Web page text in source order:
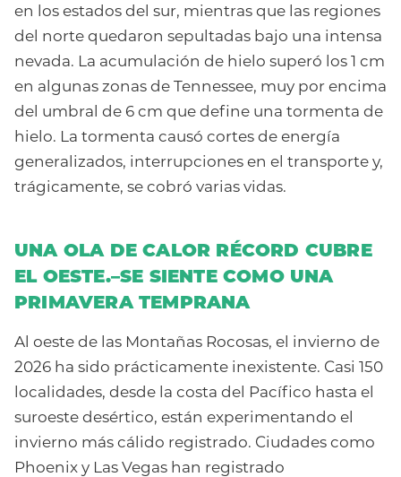
en los estados del sur, mientras que las regiones
del norte quedaron sepultadas bajo una intensa
nevada. La acumulación de hielo superó los 1 cm
en algunas zonas de Tennessee, muy por encima
del umbral de 6 cm que define una tormenta de
hielo. La tormenta causó cortes de energía
generalizados, interrupciones en el transporte y,
trágicamente, se cobró varias vidas.
UNA OLA DE CALOR RÉCORD CUBRE
EL OESTE.–SE SIENTE COMO UNA
PRIMAVERA TEMPRANA
Al oeste de las Montañas Rocosas, el invierno de
2026 ha sido prácticamente inexistente. Casi 150
localidades, desde la costa del Pacífico hasta el
suroeste desértico, están experimentando el
invierno más cálido registrado. Ciudades como
Phoenix y Las Vegas han registrado